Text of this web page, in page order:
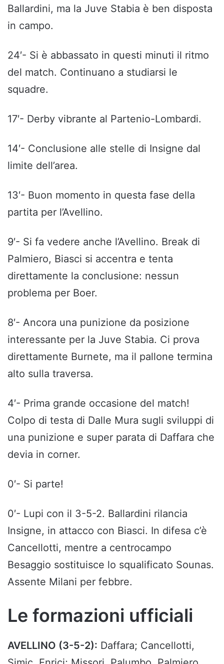
Ballardini, ma la Juve Stabia è ben disposta
in campo.
24′- Si è abbassato in questi minuti il ritmo
del match. Continuano a studiarsi le
squadre.
17′- Derby vibrante al Partenio-Lombardi.
14′- Conclusione alle stelle di Insigne dal
limite dell’area.
13′- Buon momento in questa fase della
partita per l’Avellino.
9′- Si fa vedere anche l’Avellino. Break di
Palmiero, Biasci si accentra e tenta
direttamente la conclusione: nessun
problema per Boer.
8′- Ancora una punizione da posizione
interessante per la Juve Stabia. Ci prova
direttamente Burnete, ma il pallone termina
alto sulla traversa.
4′- Prima grande occasione del match!
Colpo di testa di Dalle Mura sugli sviluppi di
una punizione e super parata di Daffara che
devia in corner.
0′- Si parte!
0′- Lupi con il 3-5-2. Ballardini rilancia
Insigne, in attacco con Biasci. In difesa c’è
Cancellotti, mentre a centrocampo
Besaggio sostituisce lo squalificato Sounas.
Assente Milani per febbre.
Le formazioni ufficiali
AVELLINO (3-5-2): Daffara; Cancellotti,